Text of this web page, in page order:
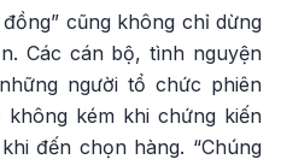
cũng không chỉ dừng
Các cán bộ, tình nguyện
người tổ chức phiên
kém khi chứng kiến
đến chọn hàng. “Chúng